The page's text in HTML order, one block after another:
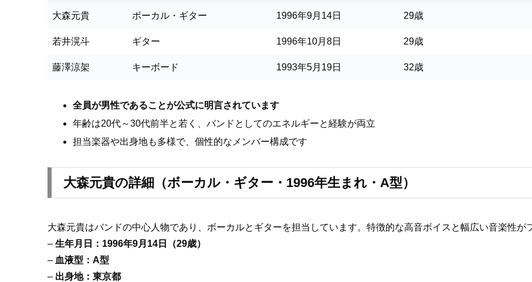
大森元貴 ボーカル・ギター 1996年9月14日 29歳
若井滉斗 ギター 1996年10月8日 29歳
藤澤涼架 キーボード 1993年5月19日 32歳
全員が男性であることが公式に明言されています
年齢は20代～30代前半と若く、バンドとしてのエネルギーと経験が両立
担当楽器や出身地も多様で、個性的なメンバー構成です
大森元貴の詳細（ボーカル・ギター・1996年生まれ・A型）
大森元貴はバンドの中心人物であり、ボーカルとギターを担当しています。特徴的な高音ボイスと幅広い音楽性が
– 生年月日：1996年9月14日（29歳）
– 血液型：A型
– 出身地：東京都